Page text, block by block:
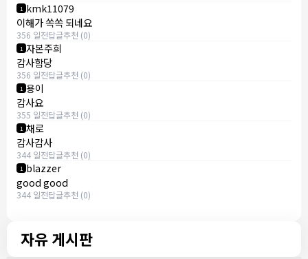
1 kmk11079
이해가 쏙쏙 되네요
356 일전답글추천 (0)
1 자본주희
감사함당
356 일전답글추천 (0)
1 용이
감사요
355 일전답글추천 (0)
1 채로
감사감사
344 일전답글추천 (0)
1 blazzer
good good
344 일전답글추천 (0)
자유 게시판